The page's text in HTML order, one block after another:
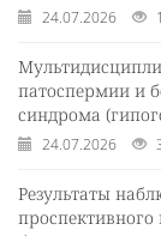
24.07.2026
патоспермии и
синдрома
24.07.2026
Результаты
проспективного